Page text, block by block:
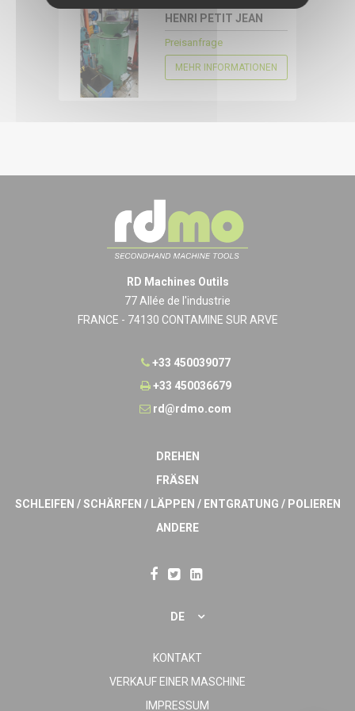
KONFIGURIEREN
HENRI PETIT JEAN
Preisanfrage
MEHR INFORMATIONEN
RD Machines Outils
77 Allée de l'industrie
FRANCE - 74130 CONTAMINE SUR ARVE
+33 450039077
+33 450036679
rd@rdmo.com
DREHEN
FRÄSEN
SCHLEIFEN / SCHÄRFEN / LÄPPEN / ENTGRATUNG / POLIEREN
ANDERE
DE
KONTAKT
VERKAUF EINER MASCHINE
IMPRESSUM